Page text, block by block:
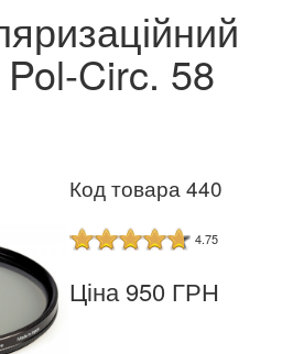
Circ. 58
Код товара 440
4.75
Ціна 950 ГРН